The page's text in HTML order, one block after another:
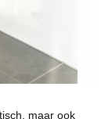
maar ook